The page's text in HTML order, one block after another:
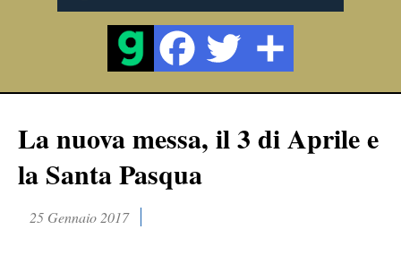
La nuova messa, il 3 di Aprile e
la Santa Pasqua
25 Gennaio 2017